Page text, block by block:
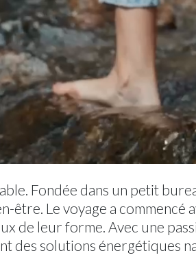
Fondée dans un petit
être. Le voyage a
de leur forme. Avec une
des solutions énergétiques